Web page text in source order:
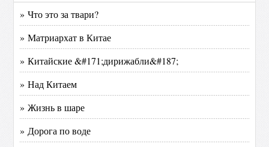
» Что это за твари?
» Матриархат в Китае
» Китайские &#171;дирижабли&#187;
» Над Китаем
» Жизнь в шаре
» Дорога по воде